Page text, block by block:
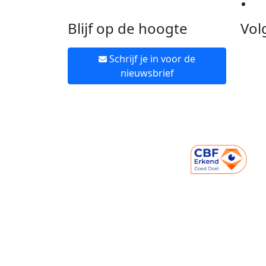
Blijf op de hoogte
Schrijf je in voor de
nieuwsbrief